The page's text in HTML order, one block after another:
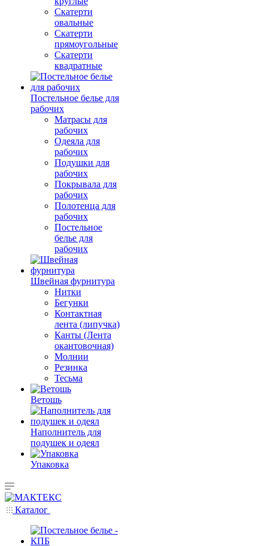
Скатерти
овальные
Скатерти
прямоугольные
Скатерти
квадратные
Постельное белье для
рабочих
Матрасы для
рабочих
Одеяла для
рабочих
Подушки для
рабочих
Покрывала для
рабочих
Полотенца для
рабочих
Постельное
белье для
рабочих
Швейная фурнитура
Нитки
Бегунки
Контактная
лента (липучка)
Канты (Лента
окантовочная)
Молнии
Резинка
Тесьма
Ветошь
Наполнитель для
подушек и одеял
Упаковка
Каталог